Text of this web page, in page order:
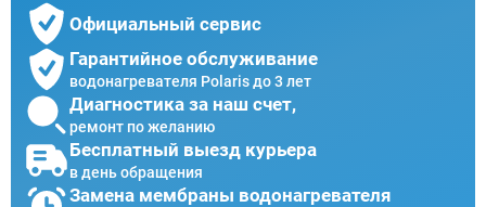
Официальный сервис
Гарантийное обслуживание
водонагревателя Polaris до 3 лет
Диагностика за наш счет,
ремонт по желанию
Бесплатный выезд курьера
в день обращения
Замена мембраны водонагревателя